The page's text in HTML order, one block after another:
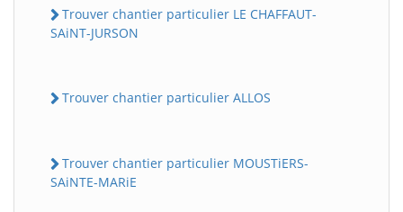
Trouver chantier particulier LE CHAFFAUT-
SAiNT-JURSON
Trouver chantier particulier ALLOS
Trouver chantier particulier MOUSTiERS-
SAiNTE-MARiE